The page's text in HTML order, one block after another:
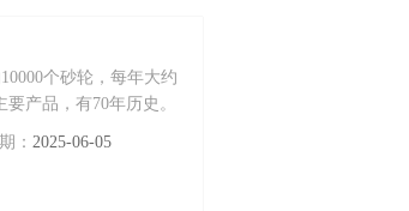
个砂轮，每年大约
产品，有70年历史。
：2025-06-05